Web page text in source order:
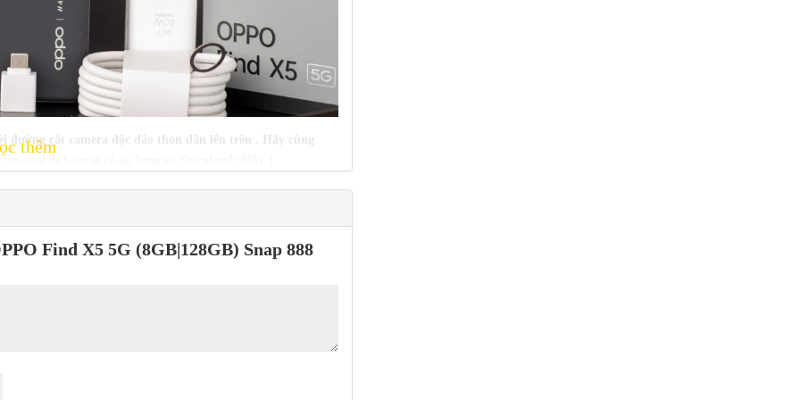
đường cắt camera độc đáo thon dần lên trên . Hãy cùng
Find X5 5G :
(typ), 800 nit (HBM), 1000 nit (cao điểm) , 6,55 inch, 103,6
thêm
Find X5 5G (8GB|128GB) Snap 888